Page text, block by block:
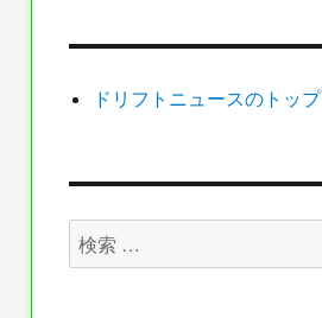
た
ス
タ
ドリフトニュースのトップ
検
索